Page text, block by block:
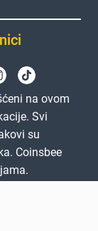
na ovom
Svi
su
Coinsbee